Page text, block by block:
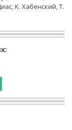
К. Хабенский, Т.